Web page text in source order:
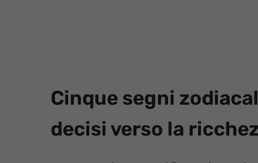
Cinque segni
decisi verso la